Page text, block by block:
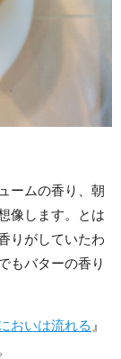
ームの香り、朝
像します。とは
りがしていたわ
もバターの香り
おいは流れる 』